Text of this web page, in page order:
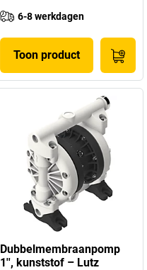
6-8 werkdagen
Toon product
Dubbelmembraanpomp
1'', kunststof – Lutz